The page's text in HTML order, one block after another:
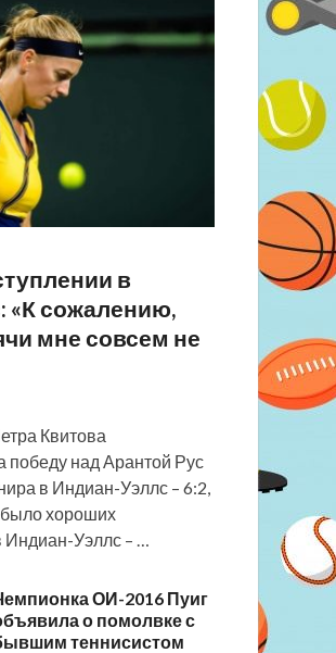
в
«К сожалению,
мне совсем не
Квитова
победу над Арантой Рус
в Индиан-Уэллс – 6:2,
было хороших
Индиан-Уэллс – …
ОИ-2016 Пуиг
о помолвке с
теннисистом